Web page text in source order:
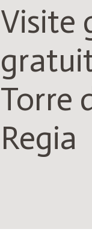
Visite
Torre
Regia